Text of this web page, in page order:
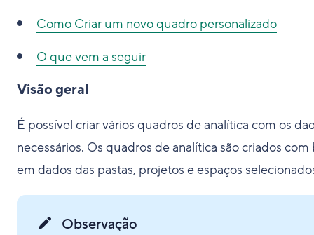
Como Criar um novo quadro personalizado
O que vem a seguir
Visão geral
É possível criar vários quadros de analítica com os
necessários. Os quadros de analítica são criados com
em dados das pastas, projetos e espaços
Observação